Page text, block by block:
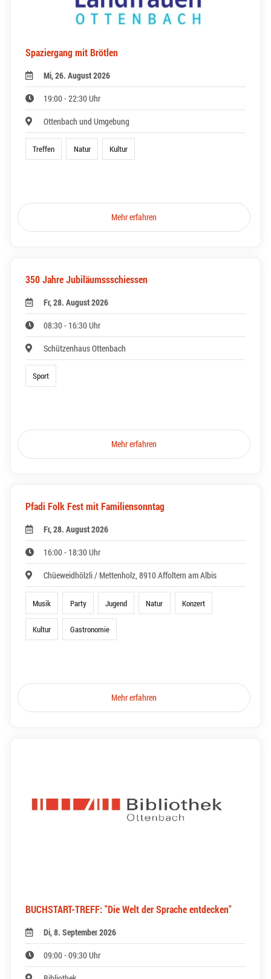
Spaziergang mit Brötlen
Mi, 26. August 2026
19:00 - 22:30 Uhr
Ottenbach und Umgebung
Treffen Natur Kultur
Mehr erfahren
350 Jahre Jubiläumssschiessen
Fr, 28. August 2026
08:30 - 16:30 Uhr
Schützenhaus Ottenbach
Sport
Mehr erfahren
Pfadi Folk Fest mit Familiensonntag
Fr, 28. August 2026
16:00 - 18:30 Uhr
Chüeweidhölzli / Mettenholz, 8910 Affoltern am Albis
Musik Party Jugend Natur Konzert
Kultur Gastronomie
Mehr erfahren
BUCHSTART-TREFF: "Die Welt der Sprache entdecken"
Di, 8. September 2026
09:00 - 09:30 Uhr